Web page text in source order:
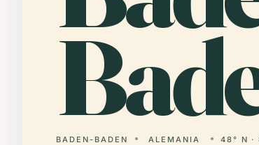
BADEN-BADEN ALEMANIA 48° N ·